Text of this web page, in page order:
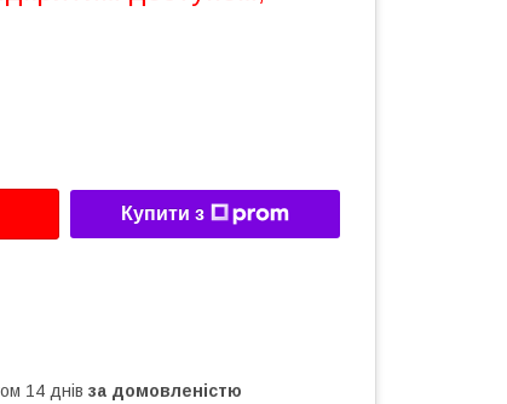
Купити з
14 днів за домовленістю